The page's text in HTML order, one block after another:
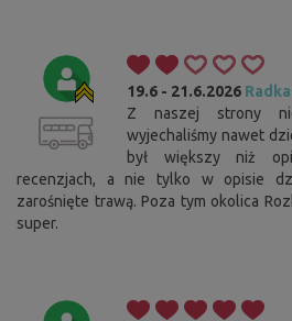
19.6 - 21.6.2026 Radka
Z naszej strony
wyjechaliśmy nawet
był większy niż
recenzjach, a nie tylko w opisie
zarośnięte trawą. Poza tym okolica
super.